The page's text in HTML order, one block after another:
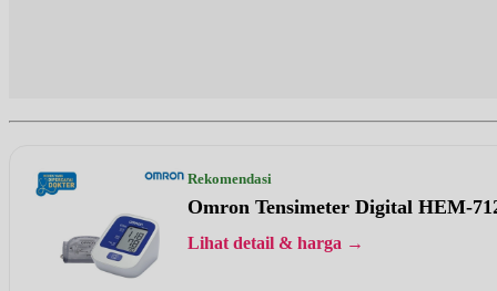
Rekomendasi
Omron Tensimeter Digital HEM-
Lihat detail & harga →